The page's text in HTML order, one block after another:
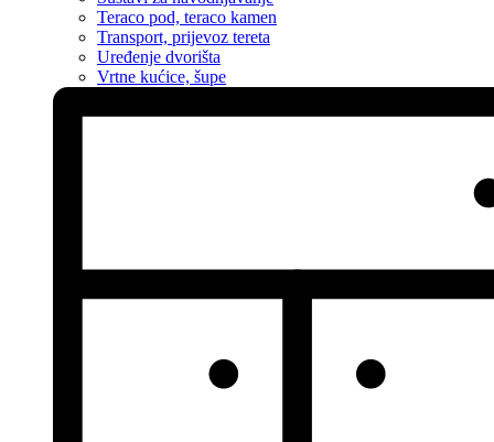
Teraco pod, teraco kamen
Transport, prijevoz tereta
Uređenje dvorišta
Vrtne kućice, šupe